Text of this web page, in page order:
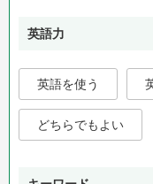
英語力
英語を使う
どちらでもよい